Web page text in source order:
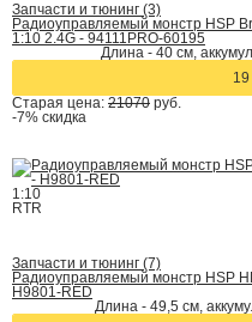
Запчасти и тюнинг (3)
Радиоуправляемый монстр HSP
1:10 2.4G - 94111PRO-60195
Длина - 40 cм,
Старая цена: 21070 руб.
-7% скидка
1:10
RTR
Запчасти и тюнинг (7)
Радиоуправляемый монстр HSP
H9801-RED
Длина - 49,5 см,